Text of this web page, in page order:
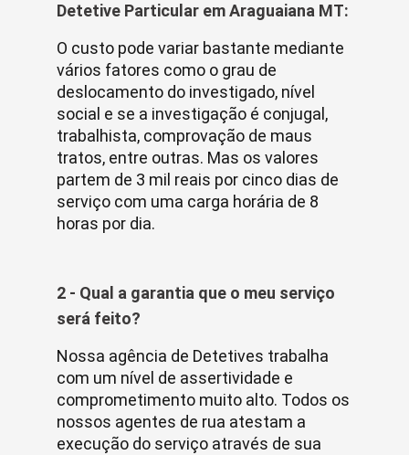
Detetive Particular em Araguaiana MT:
O custo pode variar bastante mediante
vários fatores como o grau de
deslocamento do investigado, nível
social e se a investigação é conjugal,
trabalhista, comprovação de maus
tratos, entre outras. Mas os valores
partem de 3 mil reais por cinco dias de
serviço com uma carga horária de 8
horas por dia.
2 - Qual a garantia que o meu serviço
será feito?
Nossa agência de Detetives trabalha
com um nível de assertividade e
comprometimento muito alto. Todos os
nossos agentes de rua atestam a
execução do serviço através de sua